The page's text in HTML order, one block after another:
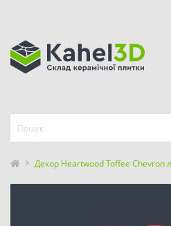
Декор Heartwood Toffee Chevron